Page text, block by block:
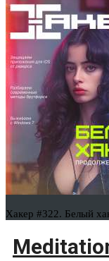
Хакер #322. Белый